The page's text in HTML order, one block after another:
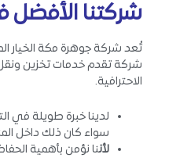
شركتنا
تُعد شركة جوهرة مكة الخيار
شركة تقدم خدمات تخزين
الاحترافية.
لدينا خبرة طويلة في
سواء كان ذلك داخل
لأننا نؤمن بأهمية